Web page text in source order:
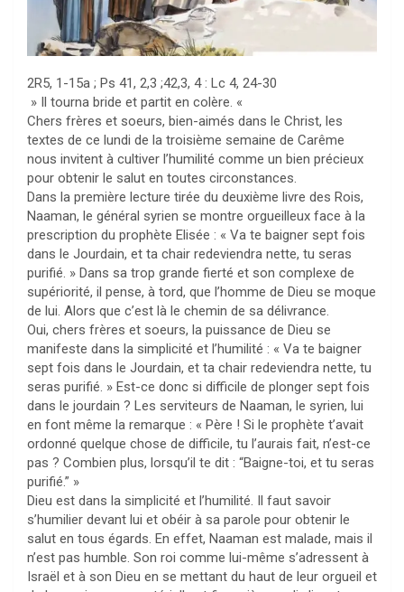
2R5, 1-15a ; Ps 41, 2,3 ;42,3, 4 : Lc 4, 24-30
» Il tourna bride et partit en colère. «
Chers frères et soeurs, bien-aimés dans le Christ, les
textes de ce lundi de la troisième semaine de Carême
nous invitent à cultiver l’humilité comme un bien précieux
pour obtenir le salut en toutes circonstances.
Dans la première lecture tirée du deuxième livre des Rois,
Naaman, le général syrien se montre orgueilleux face à la
prescription du prophète Elisée : « Va te baigner sept fois
dans le Jourdain, et ta chair redeviendra nette, tu seras
purifié. » Dans sa trop grande fierté et son complexe de
supériorité, il pense, à tord, que l’homme de Dieu se moque
de lui. Alors que c’est là le chemin de sa délivrance.
Oui, chers frères et soeurs, la puissance de Dieu se
manifeste dans la simplicité et l’humilité : « Va te baigner
sept fois dans le Jourdain, et ta chair redeviendra nette, tu
seras purifié. » Est-ce donc si difficile de plonger sept fois
dans le jourdain ? Les serviteurs de Naaman, le syrien, lui
en font même la remarque : « Père ! Si le prophète t’avait
ordonné quelque chose de difficile, tu l’aurais fait, n’est-ce
pas ? Combien plus, lorsqu’il te dit : “Baigne-toi, et tu seras
purifié.” »
Dieu est dans la simplicité et l’humilité. Il faut savoir
s’humilier devant lui et obéir à sa parole pour obtenir le
salut en tous égards. En effet, Naaman est malade, mais il
n’est pas humble. Son roi comme lui-même s’adressent à
Israël et à son Dieu en se mettant du haut de leur orgueil et